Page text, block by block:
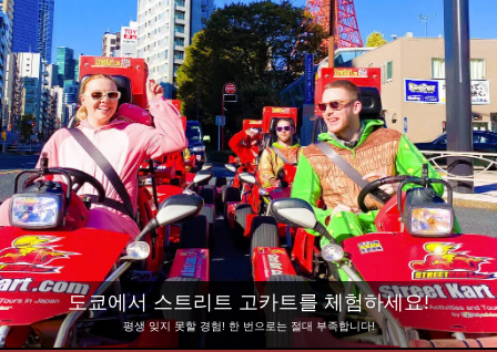
회사 정보 예약
지점 변경
도쿄 시나가와 #1 도쿄 아키하바라#1
도쿄 아키하바라#2 도쿄 시부야
도쿄 시부야 애넥스 도쿄 베이
도쿄 아사쿠사 오사카
오키나와
도쿄에서 스트리트 고카트를 체험하세요!
평생 잊지 못할 경험! 한 번으로는 절대 부족합니다!